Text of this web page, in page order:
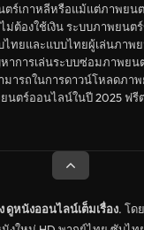
Kong
ตร์เกาหลีหรือแม้แต่ภาพยน
ต้องใช้เงิน ระบบภาพยนตร์
ไทยและแบบไทยผู้เล่นภาพ
าการเล่นระบบซ่อมภาพยน
ารถในการดาวน์โหลดภา
นตร์ออนไลน์ในปี 2025 ฟรี
ดูหนังออนไลน์เต็มเรื่อง. โดย